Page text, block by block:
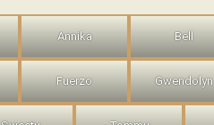
Annika Bell
Fuerzo Gwendolyn